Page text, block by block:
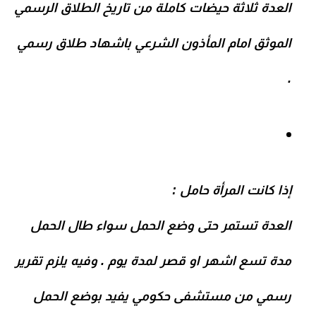
العدةثلاثة حيضات كاملة من تاريخالطلاق الرسمي
الموثق امام المأذون الشرعي باشهاد طلاق رسمي
.
إذا كانت المرأةحامل :
العدة تستمرحتى وضع الحمل سواء طال الحمل
مدة تسع اشهر او قصر لمدة يوم . وفيه يلزم تقرير
رسمي من مستشفى حكومي يفيد بوضع الحمل